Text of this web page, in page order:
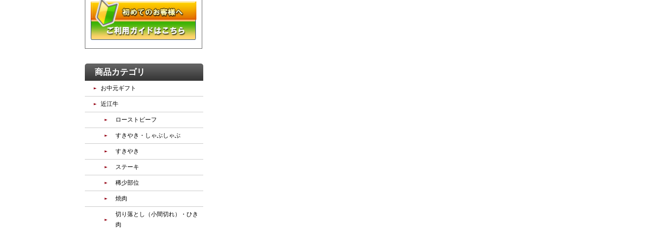
商品カテゴリ
お中元ギフト
近江牛
ローストビーフ
すきやき・しゃぶしゃぶ
すきやき
ステーキ
稀少部位
焼肉
切り落とし（小間切れ）・ひき
肉